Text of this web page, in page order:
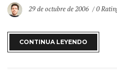
29 de octubre de 2006 0
CONTINUA LEYENDO